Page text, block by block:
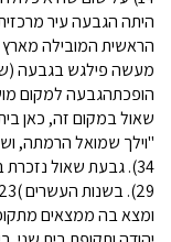
היתה הגבעה עיר
הראשית המובילה מארץ
מעשה פילגש בגבעה
הופכתהגבעה למקום
שאול במקום זה, כאן
"וילך שמואל הרמתה,
34). גבעת שאול
ומצא בה ממצאים